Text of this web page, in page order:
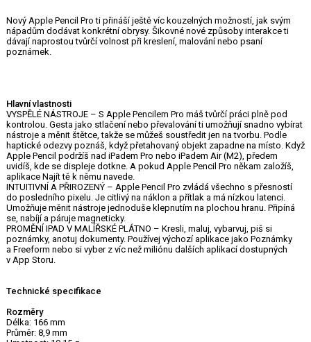
Nový Apple Pencil Pro ti přináší ještě víc kouzelných možností, jak svým
nápadům dodávat konkrétní obrysy. Šikovné nové způsoby interakce ti
dávají naprostou tvůrčí volnost při kreslení, malování nebo psaní
poznámek.
Hlavní vlastnosti
VYSPĚLÉ NÁSTROJE – S Apple Pencilem Pro máš tvůrčí práci plně pod
kontrolou. Gesta jako stlačení nebo převalování ti umožňují snadno vybírat
nástroje a měnit štětce, takže se můžeš soustředit jen na tvorbu. Podle
haptické odezvy poznáš, když přetahovaný objekt zapadne na místo. Když
Apple Pencil podržíš nad iPadem Pro nebo iPadem Air (M2), předem
uvidíš, kde se displeje dotkne. A pokud Apple Pencil Pro někam založíš,
aplikace Najít tě k němu navede.
INTUITIVNÍ A PŘIROZENÝ – Apple Pencil Pro zvládá všechno s přesností
do posledního pixelu. Je citlivý na náklon a přítlak a má nízkou latenci.
Umožňuje měnit nástroje jednoduše klepnutím na plochou hranu. Připíná
se, nabíjí a páruje magneticky.
PROMĚNÍ IPAD V MALÍŘSKÉ PLÁTNO – Kresli, maluj, vybarvuj, piš si
poznámky, anotuj dokumenty. Používej výchozí aplikace jako Poznámky
a Freeform nebo si vyber z víc než miliónu dalších aplikací dostupných
v App Storu.
Technické specifikace
Rozměry
Délka: 166 mm
Průměr: 8,9 mm